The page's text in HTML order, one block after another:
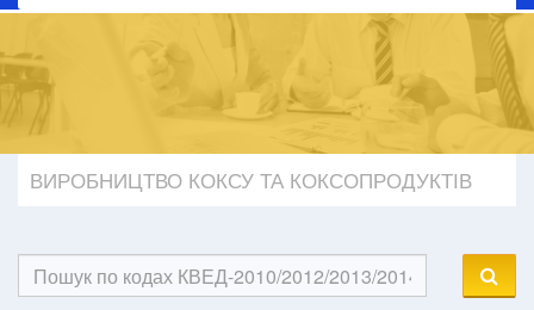
ВИРОБНИЦТВО КОКСУ ТА КОКСОПРОДУКТІВ